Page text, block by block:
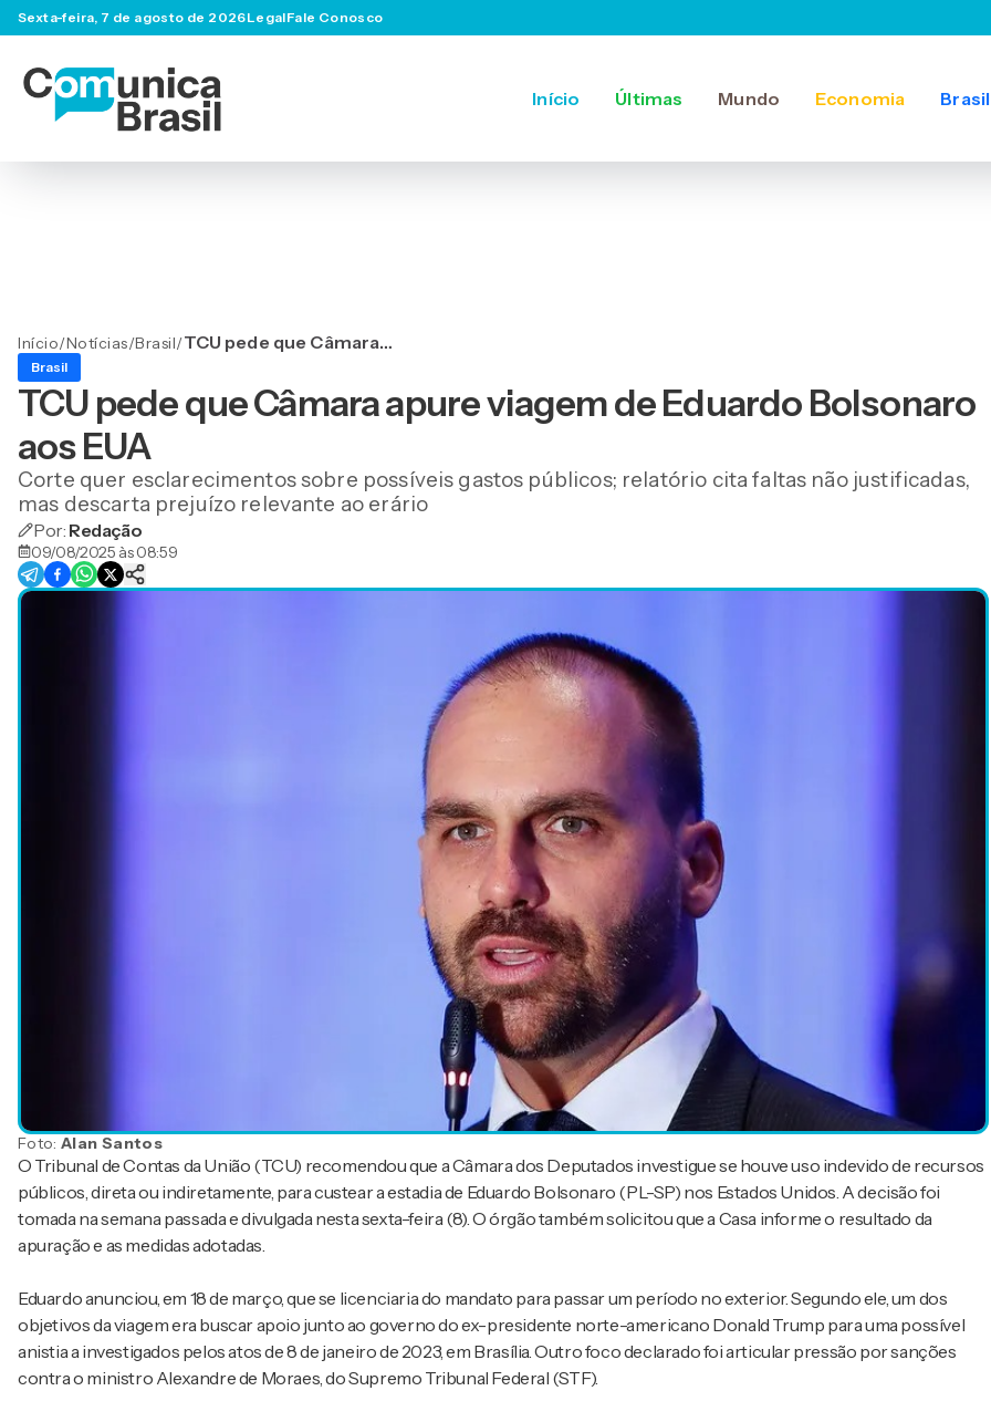
Sexta-feira, 7 de agosto de 2026LegalFale Conosco
Início Últimas Mundo Economia Brasil
Início/Notícias/Brasil/TCU pede que Câmara
Bolsonaro aos EUA
Brasil
TCU pede que Câmara apure viagem de Eduardo Bolsonaro
aos EUA
Corte quer esclarecimentos sobre possíveis gastos públicos; relatório cita faltas não justificadas,
mas descarta prejuízo relevante ao erário
Por: Redação
09/08/2025 às 08:59
Foto:Alan Santos
O Tribunal de Contas da União (TCU) recomendou que a Câmara dos Deputados investigue se houve uso indevido de recursos
públicos, direta ou indiretamente, para custear a estadia de Eduardo Bolsonaro (PL-SP) nos Estados Unidos. A decisão foi
tomada na semana passada e divulgada nesta sexta-feira (8). O órgão também solicitou que a Casa informe o resultado da
apuração e as medidas adotadas.
Eduardo anunciou, em 18 de março, que se licenciaria do mandato para passar um período no exterior. Segundo ele, um dos
objetivos da viagem era buscar apoio junto ao governo do ex-presidente norte-americano Donald Trump para uma possível
anistia a investigados pelos atos de 8 de janeiro de 2023, em Brasília. Outro foco declarado foi articular pressão por sanções
contra o ministro Alexandre de Moraes, do Supremo Tribunal Federal (STF).